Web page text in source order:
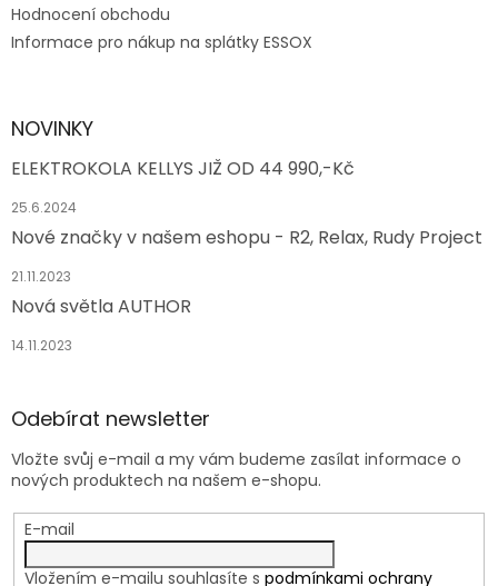
Hodnocení obchodu
Informace pro nákup na splátky ESSOX
NOVINKY
ELEKTROKOLA KELLYS JIŽ OD 44 990,-Kč
25.6.2024
Nové značky v našem eshopu - R2, Relax, Rudy Project
21.11.2023
Nová světla AUTHOR
14.11.2023
Odebírat newsletter
Vložte svůj e-mail a my vám budeme zasílat informace o
nových produktech na našem e-shopu.
E-mail
Vložením e-mailu souhlasíte s podmínkami ochrany